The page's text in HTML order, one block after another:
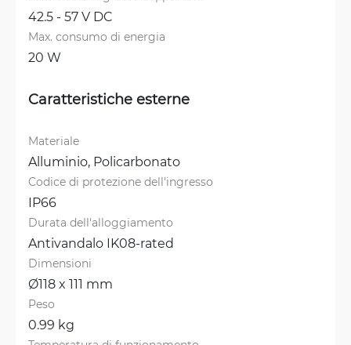
42.5 - 57 V DC
Max. consumo di energia
20 W
Caratteristiche esterne
Materiale
Alluminio, Policarbonato
Codice di protezione dell'ingresso
IP66
Durata dell'alloggiamento
Antivandalo IK08-rated
Dimensioni
Ø118 x 111 mm
Peso
0.99 kg